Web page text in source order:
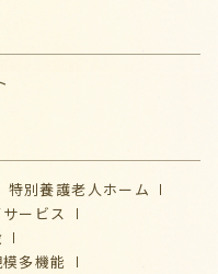
特別養護老人ホーム
ービス
多機能